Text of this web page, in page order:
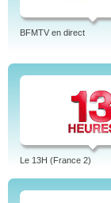
BFMTV en direct
Le 13H (France 2)